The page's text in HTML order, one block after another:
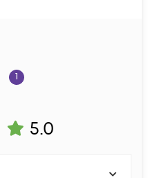
1
5.0